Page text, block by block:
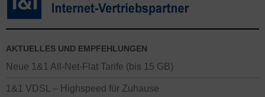
AKTUELLES UND EMPFEHLUNGEN
Neue 1&1 All-Net-Flat Tarife (bis 15 GB)
1&1 VDSL – Highspeed für Zuhause